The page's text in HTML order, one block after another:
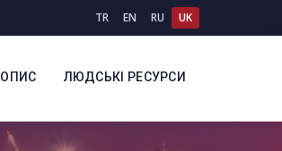
TR EN RU UK
ОПИС ЛЮДСЬКІ РЕСУРСИ